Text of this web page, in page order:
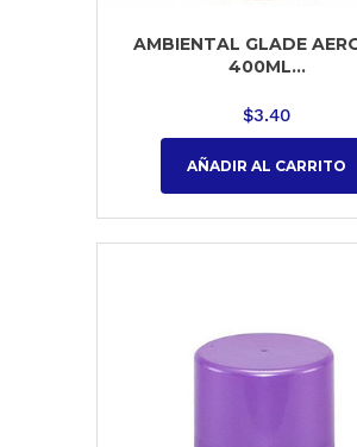
AMBIENTAL GLADE
400ML...
$3.40
AÑADIR AL CARRITO